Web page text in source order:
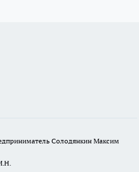
Солодянкин Максим